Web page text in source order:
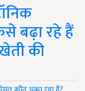
बढ़ा रहे हैं
की